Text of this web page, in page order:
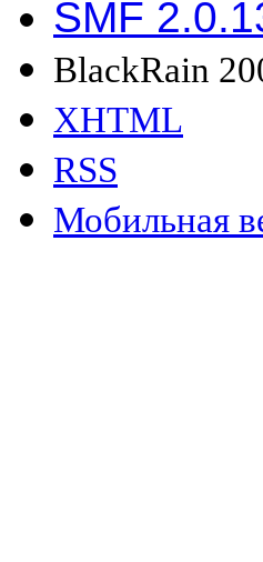
SMF
BlackRain
XHTML
RSS
Мобильная